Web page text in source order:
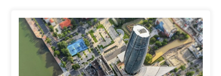
31/05/2022
Bất ổn từ các cuộc đấu giá đất ở Thanh Hoá
31/05/2022